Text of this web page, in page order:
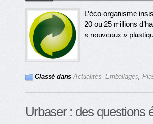
L’éco-organisme
20 ou 25 millions
« nouveaux »
Classé dans Actualités Emballages
Urbaser : des questions